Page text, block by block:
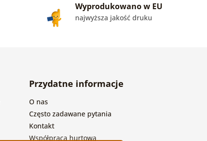
Wyprodukowano w EU
najwyższa jakość druku
Przydatne informacje
O nas
Często zadawane pytania
Kontakt
Współpraca hurtowa